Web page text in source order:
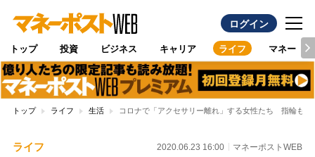
ログイン
トップ 投資 ビジネス キャリア ライフ マネー
トップ ライフ 生活 コロナで「アクセサリー離れ」する女性たち 指輪もピ
ライフ 2020.06.23 16:00 マネーポストWEB